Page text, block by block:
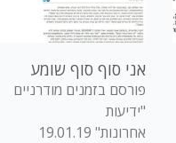
אני סוף סוף שומע
פורסם בזמנים מודרניים
"ידיעות
אחרונות" 19.01.19